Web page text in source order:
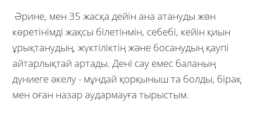
Әрине, мен 35 жасқа дейін ана атануды жөн
көретінімді жақсы білетінмін, себебі, кейін қиын
ұрықтанудың, жүктіліктің және босанудың қаупі
айтарлықтай артады. Дені сау емес баланың
дүниеге әкелу - мұндай қорқыныш та болды, бірақ
мен оған назар аудармауға тырыстым.